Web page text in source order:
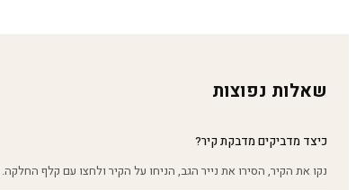
שאלות נפוצות
כיצד מדביקים מדבקת קיר?
נקו את הקיר, הסירו את נייר הגב, הניחו על הקיר ולחצו עם קלף